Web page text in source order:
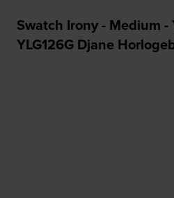
Swatch Irony - Medium -
YLG126G Djane